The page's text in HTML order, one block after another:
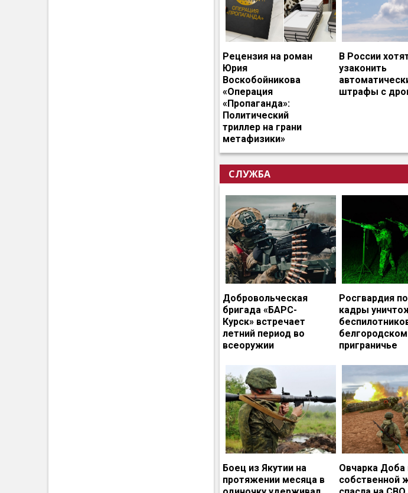
Рецензия на роман
Юрия
Воскобойникова
«Операция
«Пропаганда»:
Политический
триллер на грани
метафизики»
В России
узаконить
штрафы с
СЛУЖБА
Добровольческая
бригада «БАРС-
Курск» встречает
летний период во
всеоружии
Росгвардия
кадры
белгородском
приграничье
Боец из Якутии на
протяжении месяца в
Овчарка Доба
собственной